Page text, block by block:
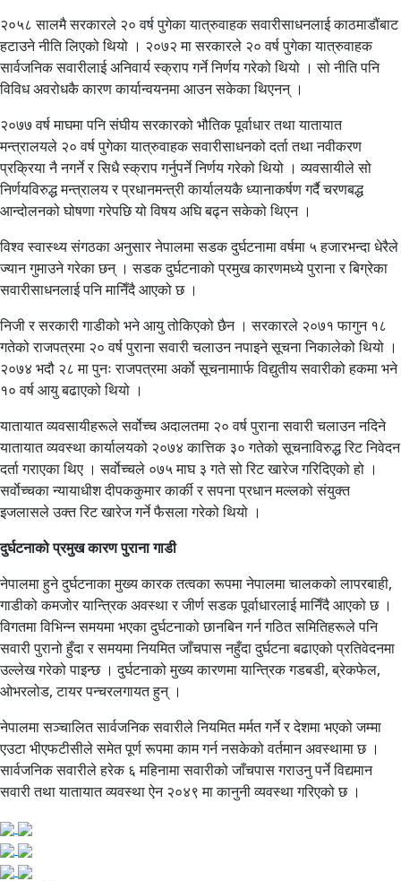
२०५८ सालमै सरकारले २० वर्ष पुगेका यात्रुवाहक सवारीसाधनलाई काठमाडौंबाट
हटाउने नीति लिएको थियो । २०७२ मा सरकारले २० वर्ष पुगेका यात्रुवाहक
सार्वजनिक सवारीलाई अनिवार्य स्क्राप गर्ने निर्णय गरेको थियो । सो नीति पनि
विविध अवरोधकै कारण कार्यान्वयनमा आउन सकेका थिएनन् ।
२०७७ वर्ष माघमा पनि संघीय सरकारको भौतिक पूर्वाधार तथा यातायात
मन्त्रालयले २० वर्ष पुगेका यात्रुवाहक सवारीसाधनको दर्ता तथा नवीकरण
प्रक्रिया नै नगर्ने र सिधै स्क्राप गर्नुपर्ने निर्णय गरेको थियो । व्यवसायीले सो
निर्णयविरुद्ध मन्त्रालय र प्रधानमन्त्री कार्यालयकै ध्यानाकर्षण गर्दै चरणबद्ध
आन्दोलनको घोषणा गरेपछि यो विषय अघि बढ्न सकेको थिएन ।
विश्व स्वास्थ्य संगठका अनुसार नेपालमा सडक दुर्घटनामा वर्षमा ५ हजारभन्दा धेरैले
ज्यान गुमाउने गरेका छन् । सडक दुर्घटनाको प्रमुख कारणमध्ये पुराना र बिग्रेका
सवारीसाधनलाई पनि मानिँदै आएको छ ।
निजी र सरकारी गाडीको भने आयु तोकिएको छैन । सरकारले २०७१ फागुन १८
गतेको राजपत्रमा २० वर्ष पुराना सवारी चलाउन नपाइने सूचना निकालेको थियो ।
२०७४ भदौ २८ मा पुनः राजपत्रमा अर्काे सूचनामाार्फ विद्युतीय सवारीको हकमा भने
१० वर्ष आयु बढाएको थियो ।
यातायात व्यवसायीहरूले सर्वोच्च अदालतमा २० वर्ष पुराना सवारी चलाउन नदिने
यातायात व्यवस्था कार्यालयको २०७४ कात्तिक ३० गतेको सूचनाविरुद्ध रिट निवेदन
दर्ता गराएका थिए । सर्वाेच्चले ०७५ माघ ३ गते सो रिट खारेज गरिदिएको हो ।
सर्वाेच्चका न्यायाधीश दीपककुमार कार्की र सपना प्रधान मल्लको संयुक्त
इजलासले उक्त रिट खारेज गर्ने फैसला गरेको थियो ।
दुर्घटनाको प्रमुख कारण पुराना गाडी
नेपालमा हुने दुर्घटनाका मुख्य कारक तत्वका रूपमा नेपालमा चालकको लापरबाही,
गाडीको कमजोर यान्त्रिक अवस्था र जीर्ण सडक पूर्वाधारलाई मानिँदै आएको छ ।
विगतमा विभिन्न समयमा भएका दुर्घटनाको छानबिन गर्न गठित समितिहरूले पनि
सवारी पुरानो हुँदा र समयमा नियमित जाँचपास नहुँदा दुर्घटना बढाएको प्रतिवेदनमा
उल्लेख गरेको पाइन्छ । दुर्घटनाको मुख्य कारणमा यान्त्रिक गडबडी, ब्रेकफेल,
ओभरलोड, टायर पन्चरलगायत हुन् ।
नेपालमा सञ्चालित सार्वजनिक सवारीले नियमित मर्मत गर्ने र देशमा भएको जम्मा
एउटा भीएफटीसीले समेत पूर्ण रूपमा काम गर्न नसकेको वर्तमान अवस्थामा छ ।
सार्वजनिक सवारीले हरेक ६ महिनामा सवारीको जाँचपास गराउनु पर्ने विद्यमान
सवारी तथा यातायात व्यवस्था ऐन २०४९ मा कानुनी व्यवस्था गरिएको छ ।